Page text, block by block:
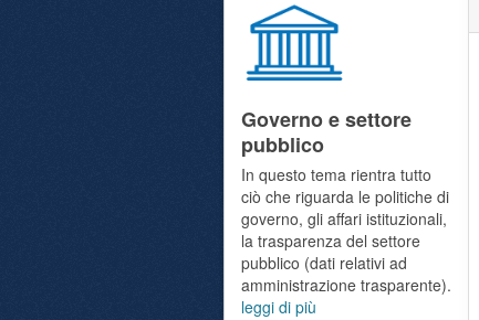
Governo e settore
pubblico
In questo tema rientra tutto
ciò che riguarda le politiche di
governo, gli affari istituzionali,
la trasparenza del settore
pubblico (dati relativi ad
amministrazione trasparente).
leggi di più